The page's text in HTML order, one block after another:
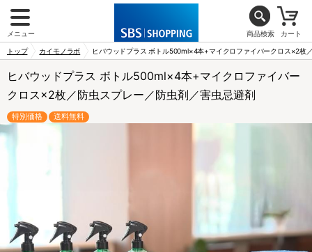
メニュー 商品検索 カート
トップ カイモノラボ ヒバウッドプラス ボトル500ml×4本+マイクロファイバークロス×2枚
ヒバウッドプラス ボトル500ml×4本+マイクロファイバー
クロス×2枚／防虫スプレー／防虫剤／害虫忌避剤
特別価格 送料無料